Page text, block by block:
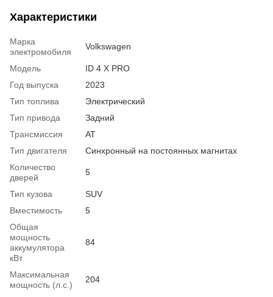
Характеристики
Марка
электромобиля
Volkswagen
Модель
ID 4 X PRO
Год выпуска
2023
Тип топлива
Электрический
Тип привода
Задний
Трансмиссия
AT
Тип двигателя
Синхронный на постоянных магнитах
Количество
дверей
5
Тип кузова
SUV
Вместимость
5
Общая
мощность
аккумулятора
кВт
84
Максимальная
мощность (л.с.)
204